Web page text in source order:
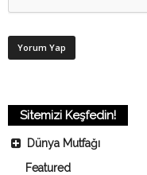
Sitemizi Keşfedin!
Dünya Mutfağı
Featured